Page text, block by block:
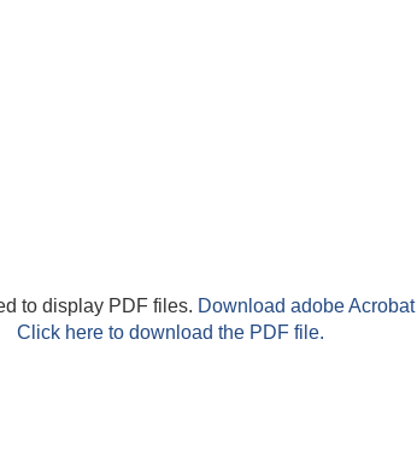
to display PDF files. Download adobe Acrobat
Click here to download the PDF file.